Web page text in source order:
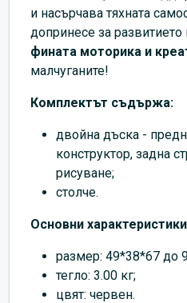
и насърчава тяхната
допринесе за развитието
фината моторика и
малчуганите!
Комплектът съдържа:
двойна дъска -
конструктор, задна
рисуване;
столче.
Основни
размер: 49*38*67 до
тегло: 3.00 кг;
цвят: червен.